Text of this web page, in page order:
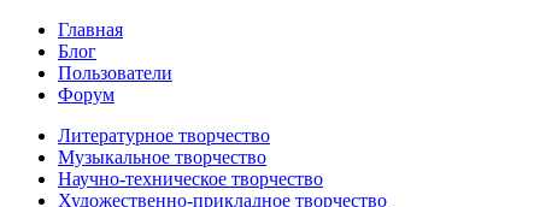
Главная
Блог
Пользователи
Форум
Литературное творчество
Музыкальное творчество
Научно-техническое творчество
Художественно-прикладное творчество